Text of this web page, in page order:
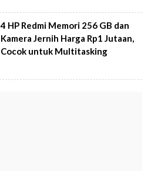
4 HP Redmi Memori 256 GB dan
Kamera Jernih Harga Rp1 Jutaan,
Cocok untuk Multitasking